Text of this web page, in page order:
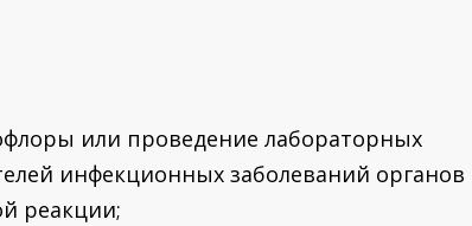
или проведение лабораторных
инфекционных заболеваний органов
реакции;